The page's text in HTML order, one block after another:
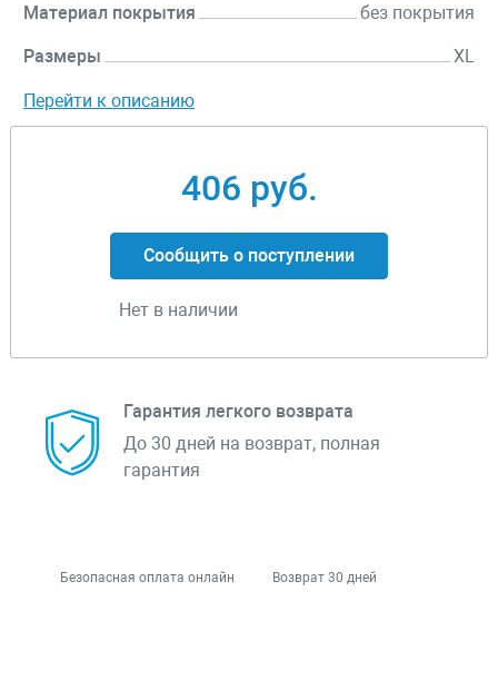
Материал покрытия без покрытия
Размеры XL
Перейти к описанию
406 руб.
Сообщить о поступлении
Нет в наличии
Гарантия легкого возврата
До 30 дней на возврат, полная
гарантия
Безопасная оплата онлайн Возврат 30 дней